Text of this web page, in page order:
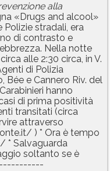
alla
«Drugs and alcool»
stradali, era
di contrasto e
Nella notte
alle 2:30 circa, in V.
di Polizia
Bée e Cannero Riv. del
hanno
di prima positività
transitati (circa
attraverso
) * Ora è tempo
* Salvaguarda
soltanto se è